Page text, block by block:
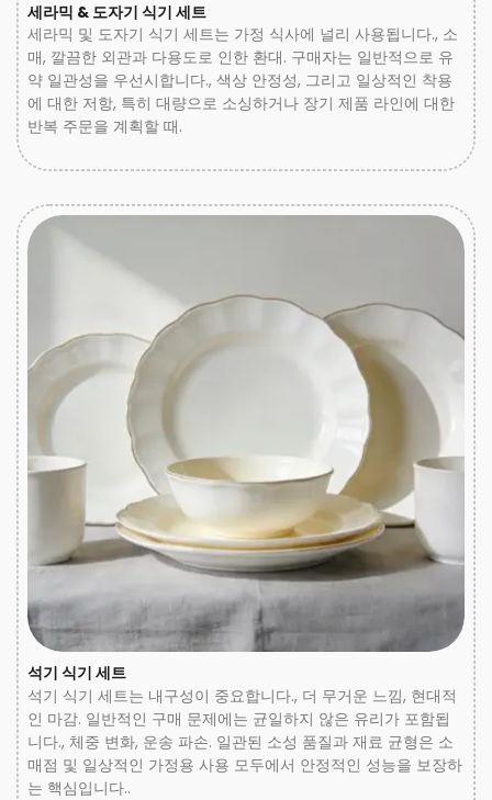
세라믹 & 도자기 식기 세트
세라믹 및 도자기 식기 세트는 가정 식사에 널리 사용됩니다., 소
매, 깔끔한 외관과 다용도로 인한 환대. 구매자는 일반적으로 유
약 일관성을 우선시합니다., 색상 안정성, 그리고 일상적인 착용
에 대한 저항, 특히 대량으로 소싱하거나 장기 제품 라인에 대한
반복 주문을 계획할 때.
석기 식기 세트
석기 식기 세트는 내구성이 중요합니다., 더 무거운 느낌, 현대적
인 마감. 일반적인 구매 문제에는 균일하지 않은 유리가 포함됩
니다., 체중 변화, 운송 파손. 일관된 소성 품질과 재료 균형은 소
매점 및 일상적인 가정용 사용 모두에서 안정적인 성능을 보장하
는 핵심입니다..